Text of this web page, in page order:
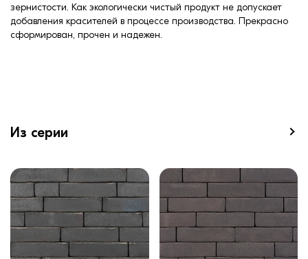
зернистости. Как экологически чистый продукт не допускает
добавления красителей в процессе производства. Прекрасно
сформирован, прочен и надежен.
Из серии